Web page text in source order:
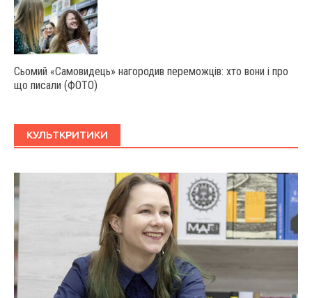
Сьомий «Самовидець» нагородив переможців: хто вони і про
що писали (ФОТО)
КУЛЬТКРИТИКИ